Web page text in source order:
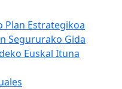
Plan Estrategikoa
Segururako Gida
Euskal Ituna